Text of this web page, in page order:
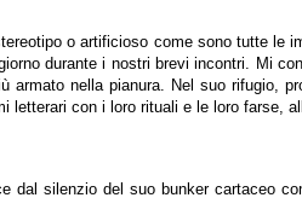
o artificioso come sono tutte le
durante i nostri brevi incontri. Mi
nella pianura. Nel suo rifugio,
con i loro rituali e le loro farse,
silenzio del suo bunker cartaceo